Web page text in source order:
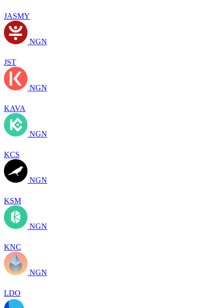
JASMY
NGN
JST
NGN
KAVA
NGN
KCS
NGN
KSM
NGN
KNC
NGN
LDO